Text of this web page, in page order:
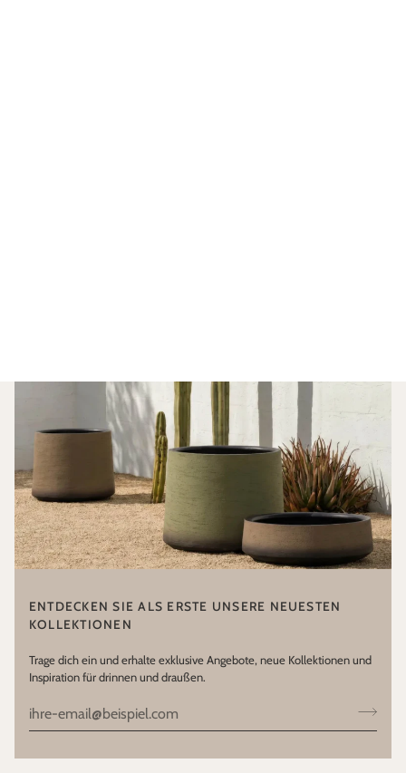
ENTDECKEN SIE ALS ERSTE UNSERE NEUESTEN
KOLLEKTIONEN
Trage dich ein und erhalte exklusive Angebote, neue Kollektionen und
Inspiration für drinnen und draußen.